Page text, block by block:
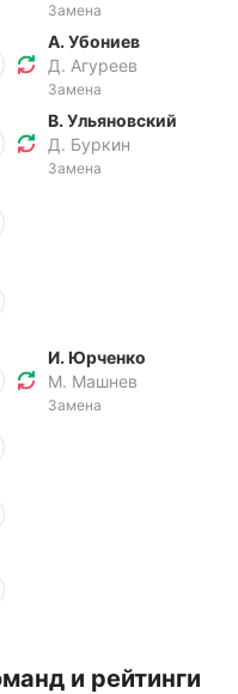
Замена
А. Убониев
Д. Агуреев
Замена
В. Ульяновский
Д. Буркин
Замена
И. Юрченко
М. Машнев
Замена
и рейтинги